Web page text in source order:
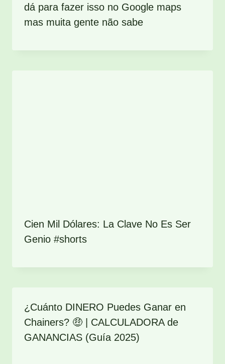
dá para fazer isso no Google maps
mas muita gente não sabe
Cien Mil Dólares: La Clave No Es Ser
Genio #shorts
¿Cuánto DINERO Puedes Ganar en
Chainers? 🤑 | CALCULADORA de
GANANCIAS (Guía 2025)